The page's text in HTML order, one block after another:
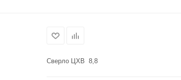
Сверло ЦХВ 8,8